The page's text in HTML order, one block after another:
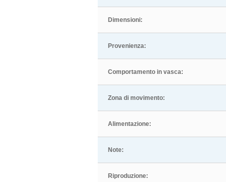
Dimensioni:
Provenienza:
Comportamento in vasca:
Zona di movimento:
Alimentazione:
Note:
Riproduzione: